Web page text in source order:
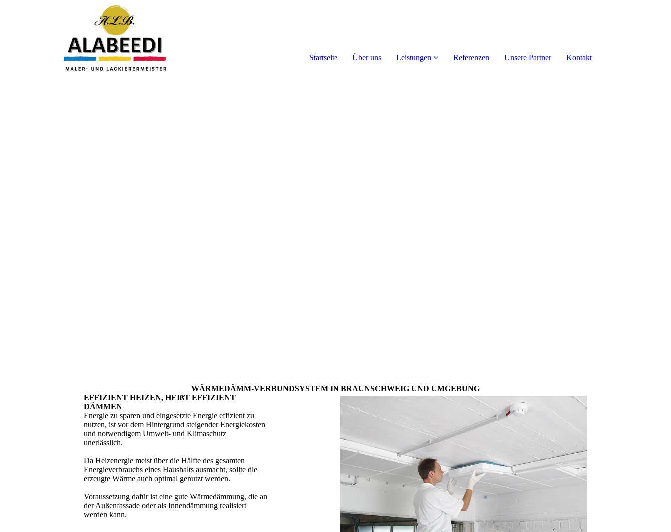
Startseite Über uns Leistungen Referenzen Unsere Partner Kontakt
WÄRME­DÄMM-VERBUND­SYSTEM IN BRAUNSCHWEIG UND UMGEBUNG
EFFIZIENT HEIZEN, HEIßT EFFIZIENT
DÄMMEN
Energie zu sparen und eingesetzte Energie effizient zu
nutzen, ist vor dem Hintergrund steigender Energiekosten
und notwendigem Umwelt- und Klimaschutz
unerlässlich.
Da Heizenergie meist über die Hälfte des gesamten
Energieverbrauchs eines Haushalts ausmacht, sollte die
erzeugte Wärme auch optimal genutzt werden.
Voraussetzung dafür ist eine gute Wärmedämmung, die an
der Außenfassade oder als Innendämmung realisiert
werden kann.